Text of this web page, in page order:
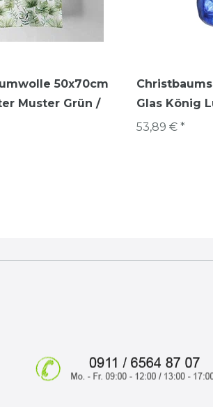
50x70cm
Muster Grün /
Glas König
53,89 € *